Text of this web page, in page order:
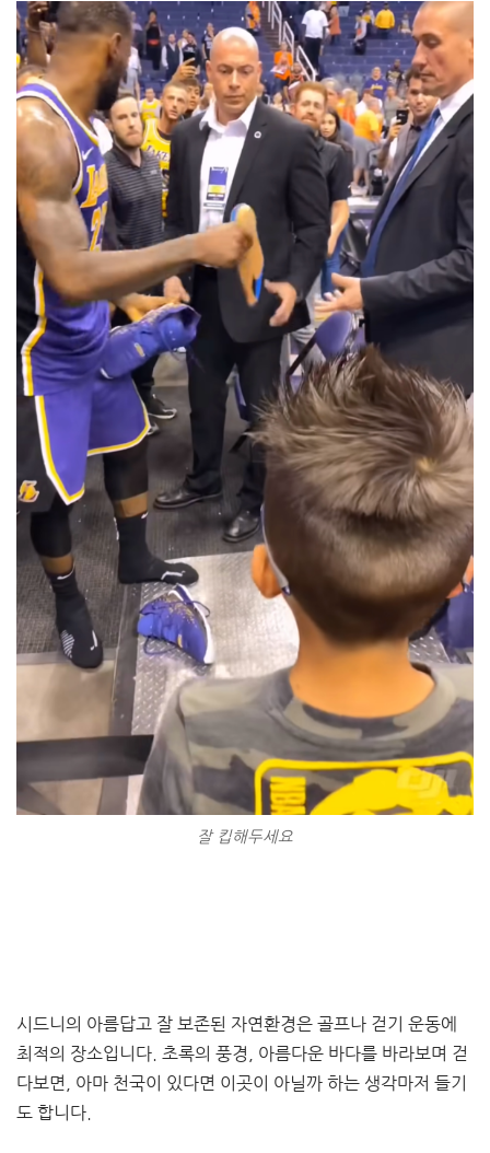
잘 킵해두세요
시드니의 아름답고 잘 보존된 자연환경은 골프나 걷기 운동에
최적의 장소입니다. 초록의 풍경, 아름다운 바다를 바라보며 걷
다보면, 아마 천국이 있다면 이곳이 아닐까 하는 생각마저 들기
도 합니다.